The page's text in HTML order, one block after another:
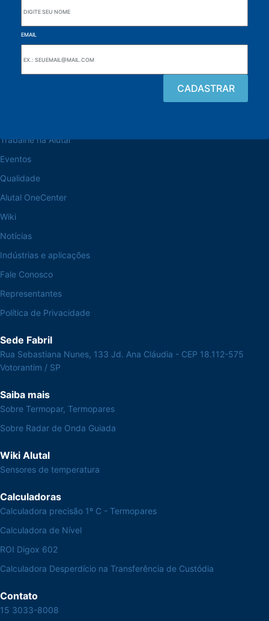
EMAIL
Trabalhe na Alutal
Eventos
Qualidade
Alutal OneCenter
Wiki
Notícias
Indústrias e aplicações
Fale Conosco
Representantes
Política de Privacidade
Sede Fabril
Rua Sebastiana Nunes, 133 Jd. Ana Cláudia - CEP 18.112-575
Votorantim / SP
Saiba mais
Sobre Termopar, Termopares
Sobre Radar de Onda Guiada
Wiki Alutal
Sensores de temperatura
Calculadoras
Calculadora precisão 1º C - Termopares
Calculadora de Nível
ROI Digox 602
Calculadora Desperdício na Transferência de Custódia
Contato
15 3033-8008